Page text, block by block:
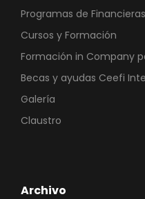
Programas de
Cursos y Formación
Formación in Company
Becas y ayudas Ceefi
Galería
Claustro
Archivo